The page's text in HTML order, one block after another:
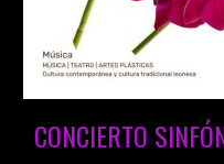
CONCIERTO